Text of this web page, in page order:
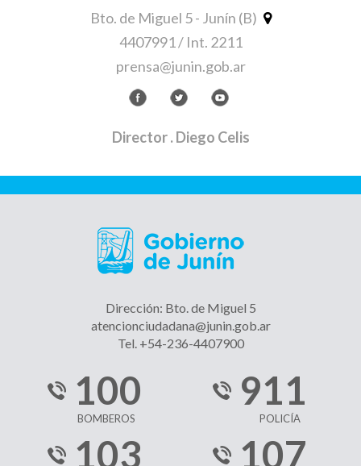
Bto. de Miguel 5 - Junín (B)
4407991 / Int. 2211
prensa@junin.gob.ar
Director. Diego Celis
Dirección: Bto. de Miguel 5
atencionciudadana@junin.gob.ar
Tel. +54-236-4407900
100
BOMBEROS
911
POLICÍA
103 107